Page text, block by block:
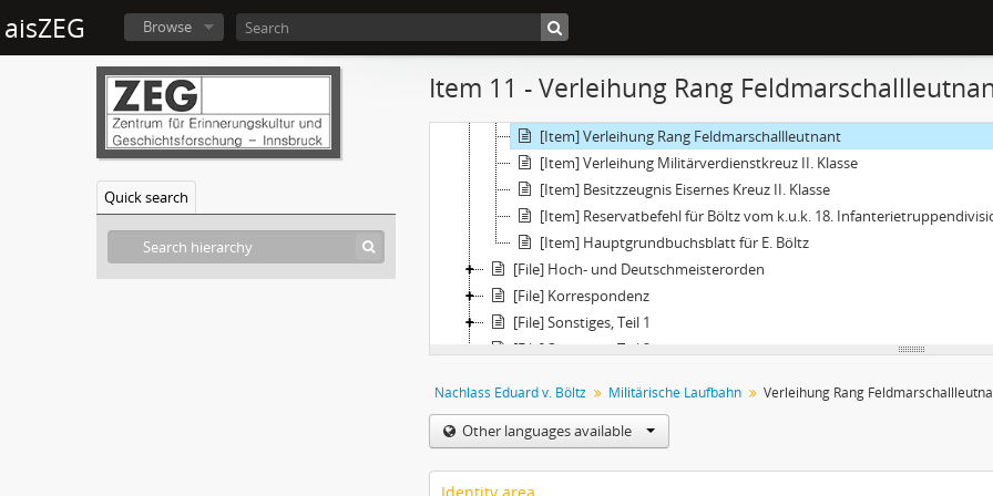
aisZEG Browse
Quick search
Item 11 - Verleihung Rang
[Item] Verleihung Franz-Joseph-Orden
[Item] 5 Tischreden zum Ausscheiden des
[Item] Begutachtungsblätter, Dienstbeschreibung, Hauptbericht
[Item] Verleihung Kommandeurskreuz
[Item] Verleihung Rang Feldmarschallleutnant
[Item] Verleihung Militärverdienstkreuz II. Klasse
[Item] Besitzzeugnis Eisernes Kreuz II. Klasse
[Item] Reservatbefehl für Böltz vom k.u.k. 18.
[Item] Hauptgrundbuchsblatt für E. Böltz
[File] Hoch- und Deutschmeisterorden
[File] Korrespondenz
[File] Sonstiges, Teil 1
[File] Sonstiges, Teil 2
[File] Sachobjekte
[File] Grüne Mappe "Odessa" (diverse Unterlagen)
Nachlass Eduard v. Böltz Militärische Laufbahn Verleihung Rang
Other languages available